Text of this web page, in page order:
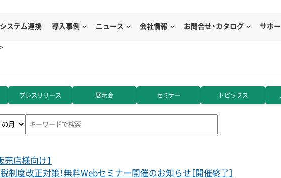
システム連携 導入事例 ニュース 会社情報 お問合せ・カタログ サポ
>
プレスリリース 展示会 セミナー トピックス
販売店様向け】
制度改正対策！無料Webセミナー開催のお知らせ［開催終了］